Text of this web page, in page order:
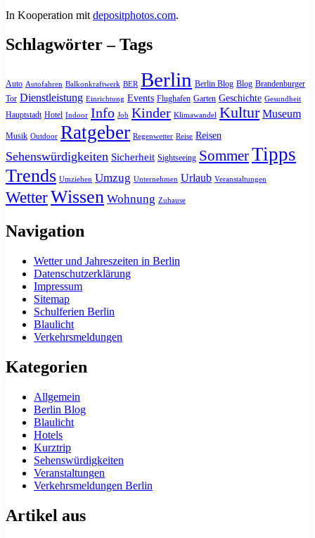
In Kooperation mit depositphotos.com.
Schlagwörter – Tags
Auto Autofahren Balkonkraftwerk BER Berlin Berlin Blog Blog Brandenburger
Tor Dienstleistung Einrichtung Events Flughafen Garten Geschichte Gesundheit
Hauptstadt Hotel Indoor Info Job Kinder Klimawandel Kultur Museum
Musik Outdoor Ratgeber Regenwetter Reise Reisen
Sehenswürdigkeiten Sicherheit Sightseeing SommerTipps
Trends Umziehen Umzug Unternehmen Urlaub Veranstaltungen
WetterWissen Wohnung Zuhause
Navigation
Wetter und Jahreszeiten in Berlin
Datenschutzerklärung
Impressum
Sitemap
Schulferien Berlin
Blaulicht
Verkehrsmeldungen
Kategorien
Allgemein
Berlin Blog
Blaulicht
Hotels
Kurztrip
Sehenswürdigkeiten
Veranstaltungen
Verkehrsmeldungen Berlin
Artikel aus